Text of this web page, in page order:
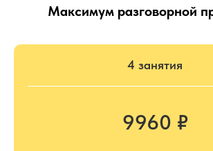
Максимум разговорной
4 занятия
9960 ₽